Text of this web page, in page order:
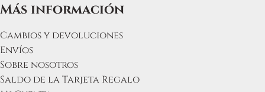
Más información
Cambios y devoluciones
Envíos
Sobre nosotros
Saldo de la Tarjeta Regalo